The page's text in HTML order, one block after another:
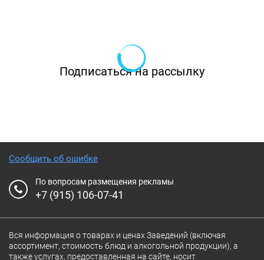
Подписаться на рассылку
Сообщить об ошибке
По вопросам размещения рекламы
+7 (915) 106-07-41
Вся информация о товарах и ценах Заведений (включая
ассортимент, стоимость блюд и алкогольной продукции), а
также услугах, предоставленная на сайте, носит